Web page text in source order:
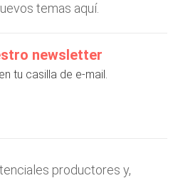
temas aquí.
newsletter
tu casilla de e-mail.
productores y,